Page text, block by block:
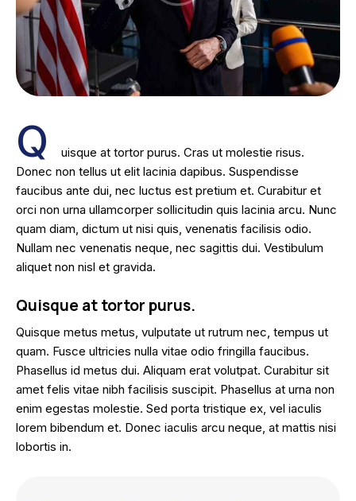
Q
uisque at tortor purus. Cras ut molestie risus.
Donec non tellus ut elit lacinia dapibus. Suspendisse
faucibus ante dui, nec luctus est pretium et. Curabitur et
orci non urna ullamcorper sollicitudin quis lacinia arcu. Nunc
quam diam, dictum ut nisi quis, venenatis facilisis odio.
Nullam nec venenatis neque, nec sagittis dui. Vestibulum
aliquet non nisl et gravida.
Quisque at tortor purus.
Quisque metus metus, vulputate ut rutrum nec, tempus ut
quam. Fusce ultricies nulla vitae odio fringilla faucibus.
Phasellus id metus dui. Aliquam erat volutpat. Curabitur sit
amet felis vitae nibh facilisis suscipit. Phasellus at urna non
enim egestas molestie. Sed porta tristique ex, vel iaculis
lorem bibendum et. Donec iaculis arcu neque, at mattis nisi
lobortis in.